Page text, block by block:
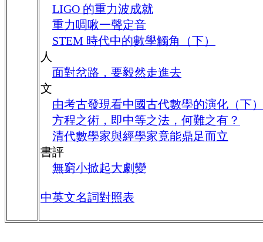
LIGO 的重力波成就
重力啁啾一聲定音
STEM 時代中的數學觸角（下）
人
面對岔路，要毅然走進去
文
由考古發現看中國古代數學的演化（下）
方程之術，即中等之法，何難之有？
清代數學家與經學家竟能鼎足而立
書評
無窮小掀起大劇變
中英文名詞對照表